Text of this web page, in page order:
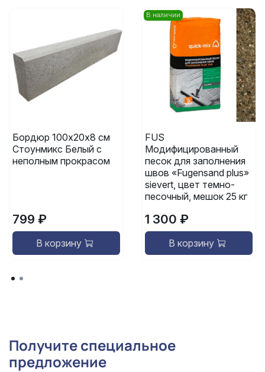
Бордюр 100х20х8 см
Стоунмикс Белый с
неполным прокрасом
799 ₽
В корзину
В наличии
FUS
Модифицированный
песок для заполнения
швов «Fugensand plus»
sievert, цвет темно-
песочный, мешок 25 кг
1 300 ₽
В корзину
Получите специальное
предложение